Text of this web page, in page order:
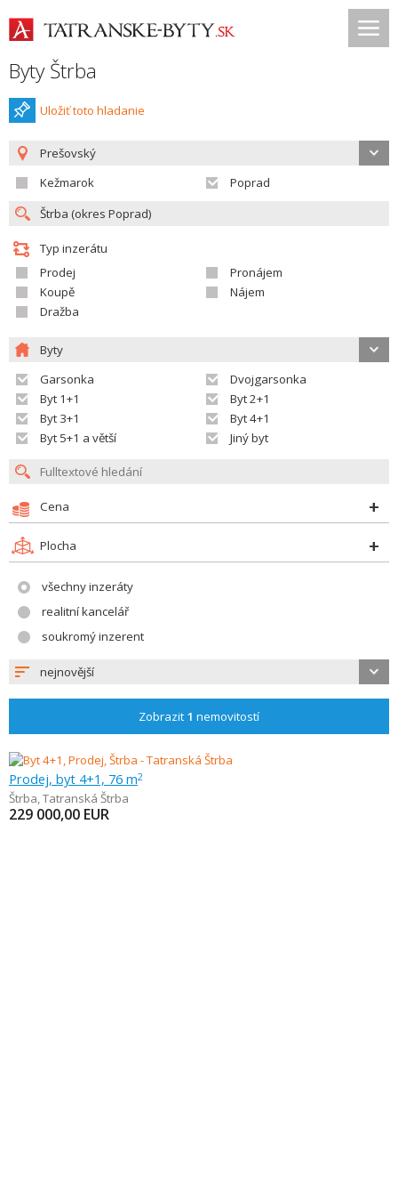
Byty Štrba
Uložiť toto hladanie
Prešovský
Kežmarok
Poprad
Typ inzerátu
Prodej
Pronájem
Koupě
Nájem
Dražba
Byty
Garsonka
Dvojgarsonka
Byt 1+1
Byt 2+1
Byt 3+1
Byt 4+1
Byt 5+1 a větší
Jiný byt
Cena
Plocha
všechny inzeráty
realitní kancelář
soukromý inzerent
nejnovější
Zobrazit 1 nemovitostí
Prodej, byt 4+1, 76 m2
Štrba,Tatranská Štrba
229 000,00 EUR